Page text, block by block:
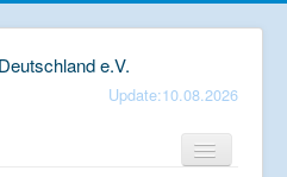
Update:10.08.2026